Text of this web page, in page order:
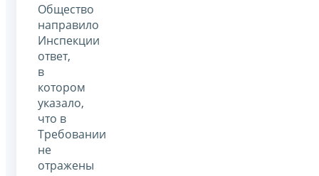
Общество
направило
Инспекции
ответ,
в
котором
указало,
что в
Требовании
не
отражены